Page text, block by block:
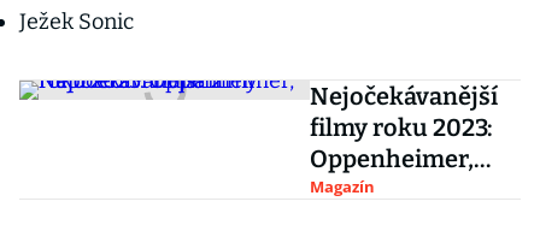
Ježek Sonic
Nejočekávanější
filmy roku 2023:
Oppenheimer,
Napoleon i Duna 2
Magazín